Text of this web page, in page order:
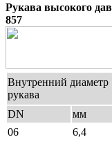
Рукава высокого
857
Внутренний диаметр
рукава
DN
мм
06
6,4